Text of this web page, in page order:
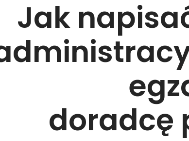
Jak
doradcę